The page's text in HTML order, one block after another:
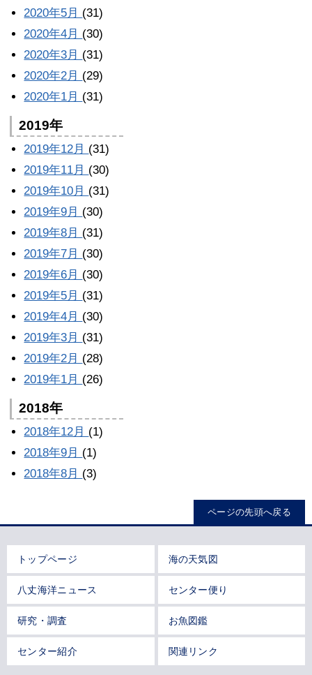
2020年5月 (31)
2020年4月 (30)
2020年3月 (31)
2020年2月 (29)
2020年1月 (31)
2019年
2019年12月 (31)
2019年11月 (30)
2019年10月 (31)
2019年9月 (30)
2019年8月 (31)
2019年7月 (30)
2019年6月 (30)
2019年5月 (31)
2019年4月 (30)
2019年3月 (31)
2019年2月 (28)
2019年1月 (26)
2018年
2018年12月 (1)
2018年9月 (1)
2018年8月 (3)
ページの先頭へ戻る
トップページ 海の天気図
八丈海洋ニュース センター便り
研究・調査 お魚図鑑
センター紹介 関連リンク